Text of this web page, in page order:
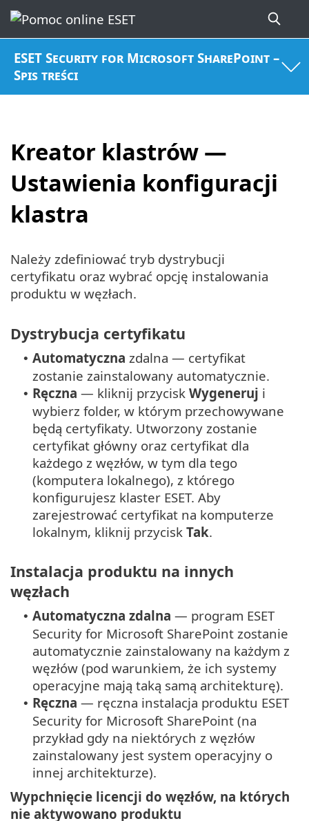
ESET Security for Microsoft SharePoint –
Spis treści
Kreator klastrów —
Ustawienia konfiguracji
klastra
Należy zdefiniować tryb dystrybucji
certyfikatu oraz wybrać opcję instalowania
produktu w węzłach.
Dystrybucja certyfikatu
• Automatyczna zdalna — certyfikat
zostanie zainstalowany automatycznie.
• Ręczna — kliknij przycisk Wygeneruj i
wybierz folder, w którym przechowywane
będą certyfikaty. Utworzony zostanie
certyfikat główny oraz certyfikat dla
każdego z węzłów, w tym dla tego
(komputera lokalnego), z którego
konfigurujesz klaster ESET. Aby
zarejestrować certyfikat na komputerze
lokalnym, kliknij przycisk Tak.
Instalacja produktu na innych
węzłach
• Automatyczna zdalna — program ESET
Security for Microsoft SharePoint zostanie
automatycznie zainstalowany na każdym z
węzłów (pod warunkiem, że ich systemy
operacyjne mają taką samą architekturę).
• Ręczna — ręczna instalacja produktu ESET
Security for Microsoft SharePoint (na
przykład gdy na niektórych z węzłów
zainstalowany jest system operacyjny o
innej architekturze).
Wypchnięcie licencji do węzłów, na których
nie aktywowano produktu